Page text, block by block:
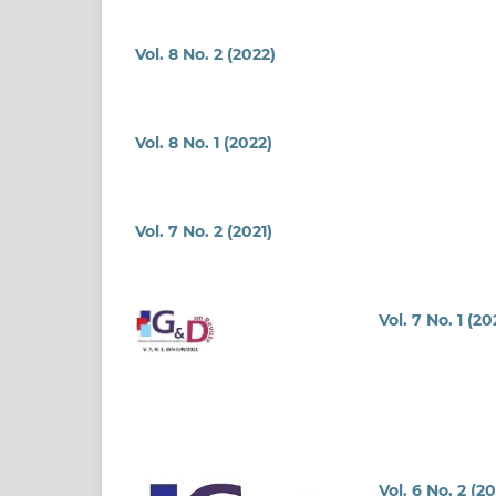
Vol. 8 No. 2 (2022)
Vol. 8 No. 1 (2022)
Vol. 7 No. 2 (2021)
Vol. 7 No. 1
Vol. 6 No. 2